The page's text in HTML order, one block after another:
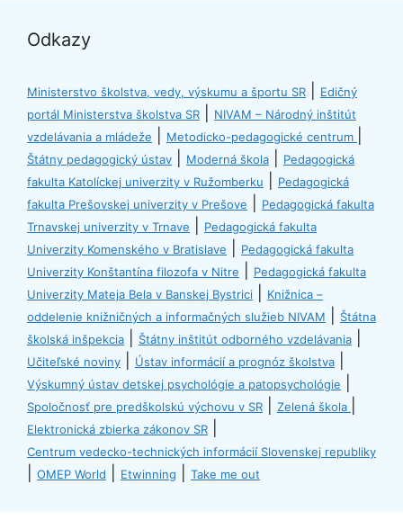
Odkazy
Ministerstvo školstva, vedy, výskumu a športu SR
Edičný
portál Ministerstva školstva SR
NIVAM – Národný inštitút
vzdelávania a mládeže
Metodicko-pedagogické centrum
Štátny pedagogický ústav Moderná škola
Pedagogická
fakulta Katolíckej univerzity v Ružomberku
Pedagogická
fakulta Prešovskej univerzity v Prešove
Pedagogická fakulta
Trnavskej univerzity v Trnave
Pedagogická fakulta
Univerzity Komenského v Bratislave
Pedagogická fakulta
Univerzity Konštantína filozofa v Nitre
Pedagogická fakulta
Univerzity Mateja Bela v Banskej Bystrici
Knižnica –
oddelenie knižničných a informačných služieb NIVAM
Štátna
školská inšpekcia
Štátny inštitút odborného vzdelávania
Učiteľské noviny Ústav informácií a prognóz školstva
Výskumný ústav detskej psychológie a patopsychológie
Spoločnosť pre predškolskú výchovu v SR Zelená škola
Elektronická zbierka zákonov SR
Centrum vedecko-technických informácií Slovenskej republiky
OMEP World Etwinning Take me out